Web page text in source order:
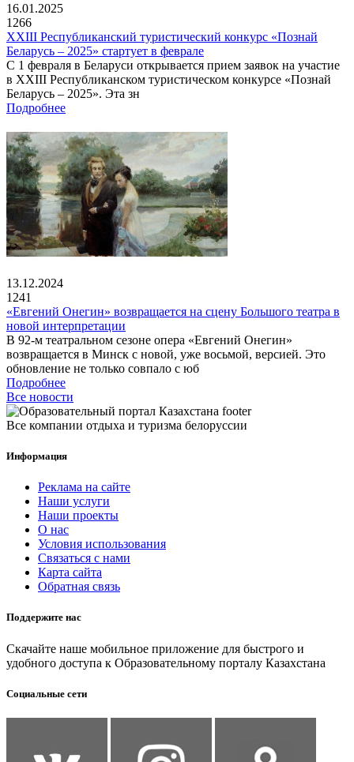
16.01.2025
1266
XXIII Республиканский туристический конкурс «Познай
Беларусь – 2025» стартует в феврале
С 1 февраля в Беларуси открывается прием заявок на участие
в XXIII Республиканском туристическом конкурсе «Познай
Беларусь – 2025». Эта зн
Подробнее
13.12.2024
1241
«Евгений Онегин» возвращается на сцену Большого театра в
новой интерпретации
В 92-м театральном сезоне опера «Евгений Онегин»
возвращается в Минск с новой, уже восьмой, версией. Это
обновление не только совпало с юб
Подробнее
Все новости
Все компании отдыха и туризма белоруссии
Информация
Реклама на сайте
Наши услуги
Наши проекты
О нас
Условия использования
Связаться с нами
Карта сайта
Обратная связь
Поддержите нас
Скачайте наше мобильное приложение для быстрого и
удобного доступа к Образовательному порталу Казахстана
Социальные сети